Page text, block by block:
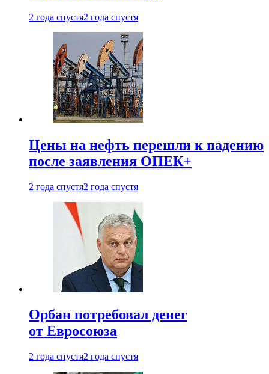
2 года спустя2 года спустя
Цены на нефть перешли к падению
после заявления ОПЕК+
2 года спустя2 года спустя
Орбан потребовал денег
от Евросоюза
2 года спустя2 года спустя